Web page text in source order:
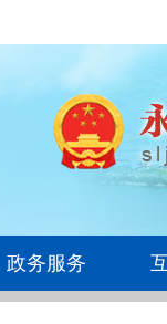
政务服务